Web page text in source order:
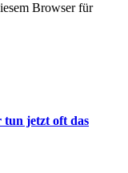
Browser für
tun jetzt oft das